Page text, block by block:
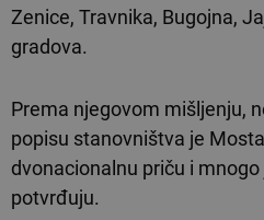
Zenice, Travnika, Bugojna,
gradova.
Prema njegovom mišljenju,
popisu stanovništva je
dvonacionalnu priču i
potvrđuju.